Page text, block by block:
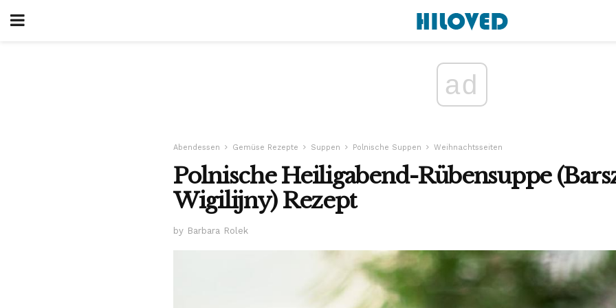
ad
Abendessen Gemüse Rezepte Suppen Polnische Suppen Weihnachtsseiten
Polnische Heiligabend-Rübensuppe
Wigilijny) Rezept
by Barbara Rolek